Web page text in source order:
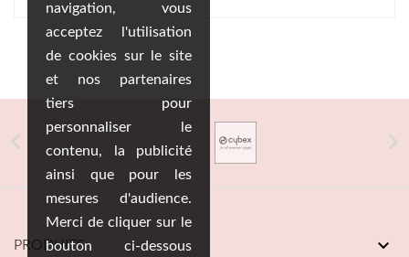
 
PRODUITS 
navigation, vous
acceptez l'utilisation
de cookies sur le site
et nos partenaires
tiers pour
personnaliser le
contenu, la publicité
ainsi que pour les
mesures d'audience.
Merci de cliquer sur le
bouton ci-dessous